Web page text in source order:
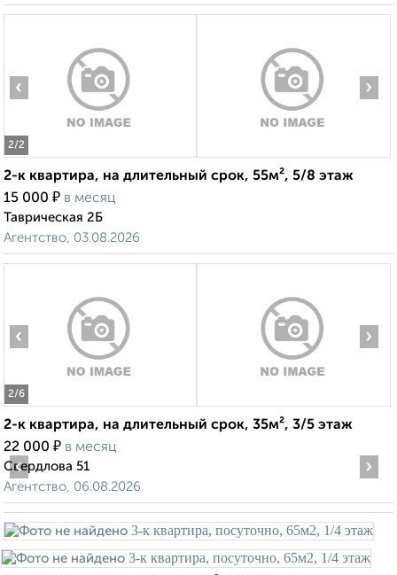
2/2
‹ ›
2-к квартира, на длительный срок, 55м², 5/8 этаж
15 000 ₽ в месяц
Таврическая 2Б
Агентство, 03.08.2026
2/6
‹ ›
2-к квартира, на длительный срок, 35м², 3/5 этаж
22 000 ₽ в месяц
Свердлова 51
Агентство, 06.08.2026
‹ ›